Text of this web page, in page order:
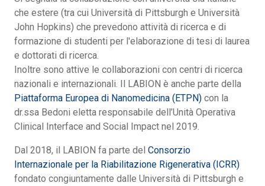
che estere (tra cui Università di Pittsburgh e Università
John Hopkins) che prevedono attività di ricerca e di
formazione di studenti per l'elaborazione di tesi di laurea
e dottorati di ricerca.
Inoltre sono attive le collaborazioni con centri di ricerca
nazionali e internazionali. Il LABION è anche parte della
Piattaforma Europea di Nanomedicina (ETPN) con la
dr.ssa Bedoni eletta responsabile dell’Unità Operativa
Clinical Interface and Social Impact nel 2019.
Dal 2018, il LABION fa parte del Consorzio
Internazionale per la Riabilitazione Rigenerativa (ICRR)
fondato congiuntamente dalle Università di Pittsburgh e